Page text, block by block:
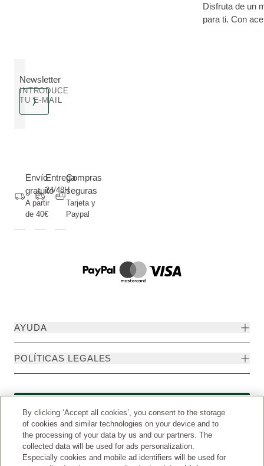
Disfruta de un
para ti. Con
Newsletter
INTRODUCE
TU E-MAIL
Envío
gratuito
A partir
de 40€
Entrega
24/48H
Compras
seguras
Tarjeta y
Paypal
AYUDA
POLÍTICAS LEGALES
By clicking ‘Accept all cookies’, you consent to the storage
of cookies and similar technologies on your device and to
the processing of your data by us and our partners. The
collected data will be used for ads personalization.
Especially cookies and mobile ad identifiers will be used for